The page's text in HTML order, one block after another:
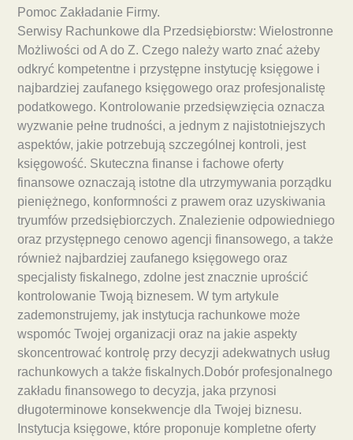
Pomoc Zakładanie Firmy.
Serwisy Rachunkowe dla Przedsiębiorstw: Wielostronne
Możliwości od A do Z. Czego należy warto znać ażeby
odkryć kompetentne i przystępne instytucję księgowe i
najbardziej zaufanego księgowego oraz profesjonalistę
podatkowego. Kontrolowanie przedsięwzięcia oznacza
wyzwanie pełne trudności, a jednym z najistotniejszych
aspektów, jakie potrzebują szczególnej kontroli, jest
księgowość. Skuteczna finanse i fachowe oferty
finansowe oznaczają istotne dla utrzymywania porządku
pieniężnego, konformności z prawem oraz uzyskiwania
tryumfów przedsiębiorczych. Znalezienie odpowiedniego
oraz przystępnego cenowo agencji finansowego, a także
również najbardziej zaufanego księgowego oraz
specjalisty fiskalnego, zdolne jest znacznie uprościć
kontrolowanie Twoją biznesem. W tym artykule
zademonstrujemy, jak instytucja rachunkowe może
wspomóc Twojej organizacji oraz na jakie aspekty
skoncentrować kontrolę przy decyzji adekwatnych usług
rachunkowych a także fiskalnych.Dobór profesjonalnego
zakładu finansowego to decyzja, jaka przynosi
długoterminowe konsekwencje dla Twojej biznesu.
Instytucja księgowe, które proponuje kompletne oferty